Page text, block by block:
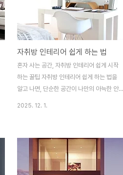
자취방 인테리어 쉽게 하는 법
혼자 사는 공간, 자취방 인테리어 쉽게 시작
하는 꿀팁 자취방 인테리어 쉽게 하는 법을
알고 나면, 단순한 공간이 나만의 아늑한 안
이 글에서는 제가 직접 경험한 인테리어 노하
우를 바탕으로, 누구나 따라 할 수 있는 쉽고
실용적인 방법들을 소개해드릴게요. 큰돈 들
2025. 12. 1.